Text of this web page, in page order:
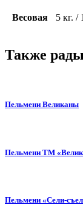
Весовая 5 кг. /
Также
Пельмени Великаны
Пельмени ТМ
Пельмени «Сели-